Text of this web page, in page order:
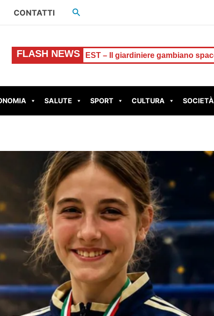
CONTATTI Cerca
FLASH NEWS
gambiano spaccia alla stazione Palmiro Togliatti
SALUTE SPORT CULTURA SOCIETÀ